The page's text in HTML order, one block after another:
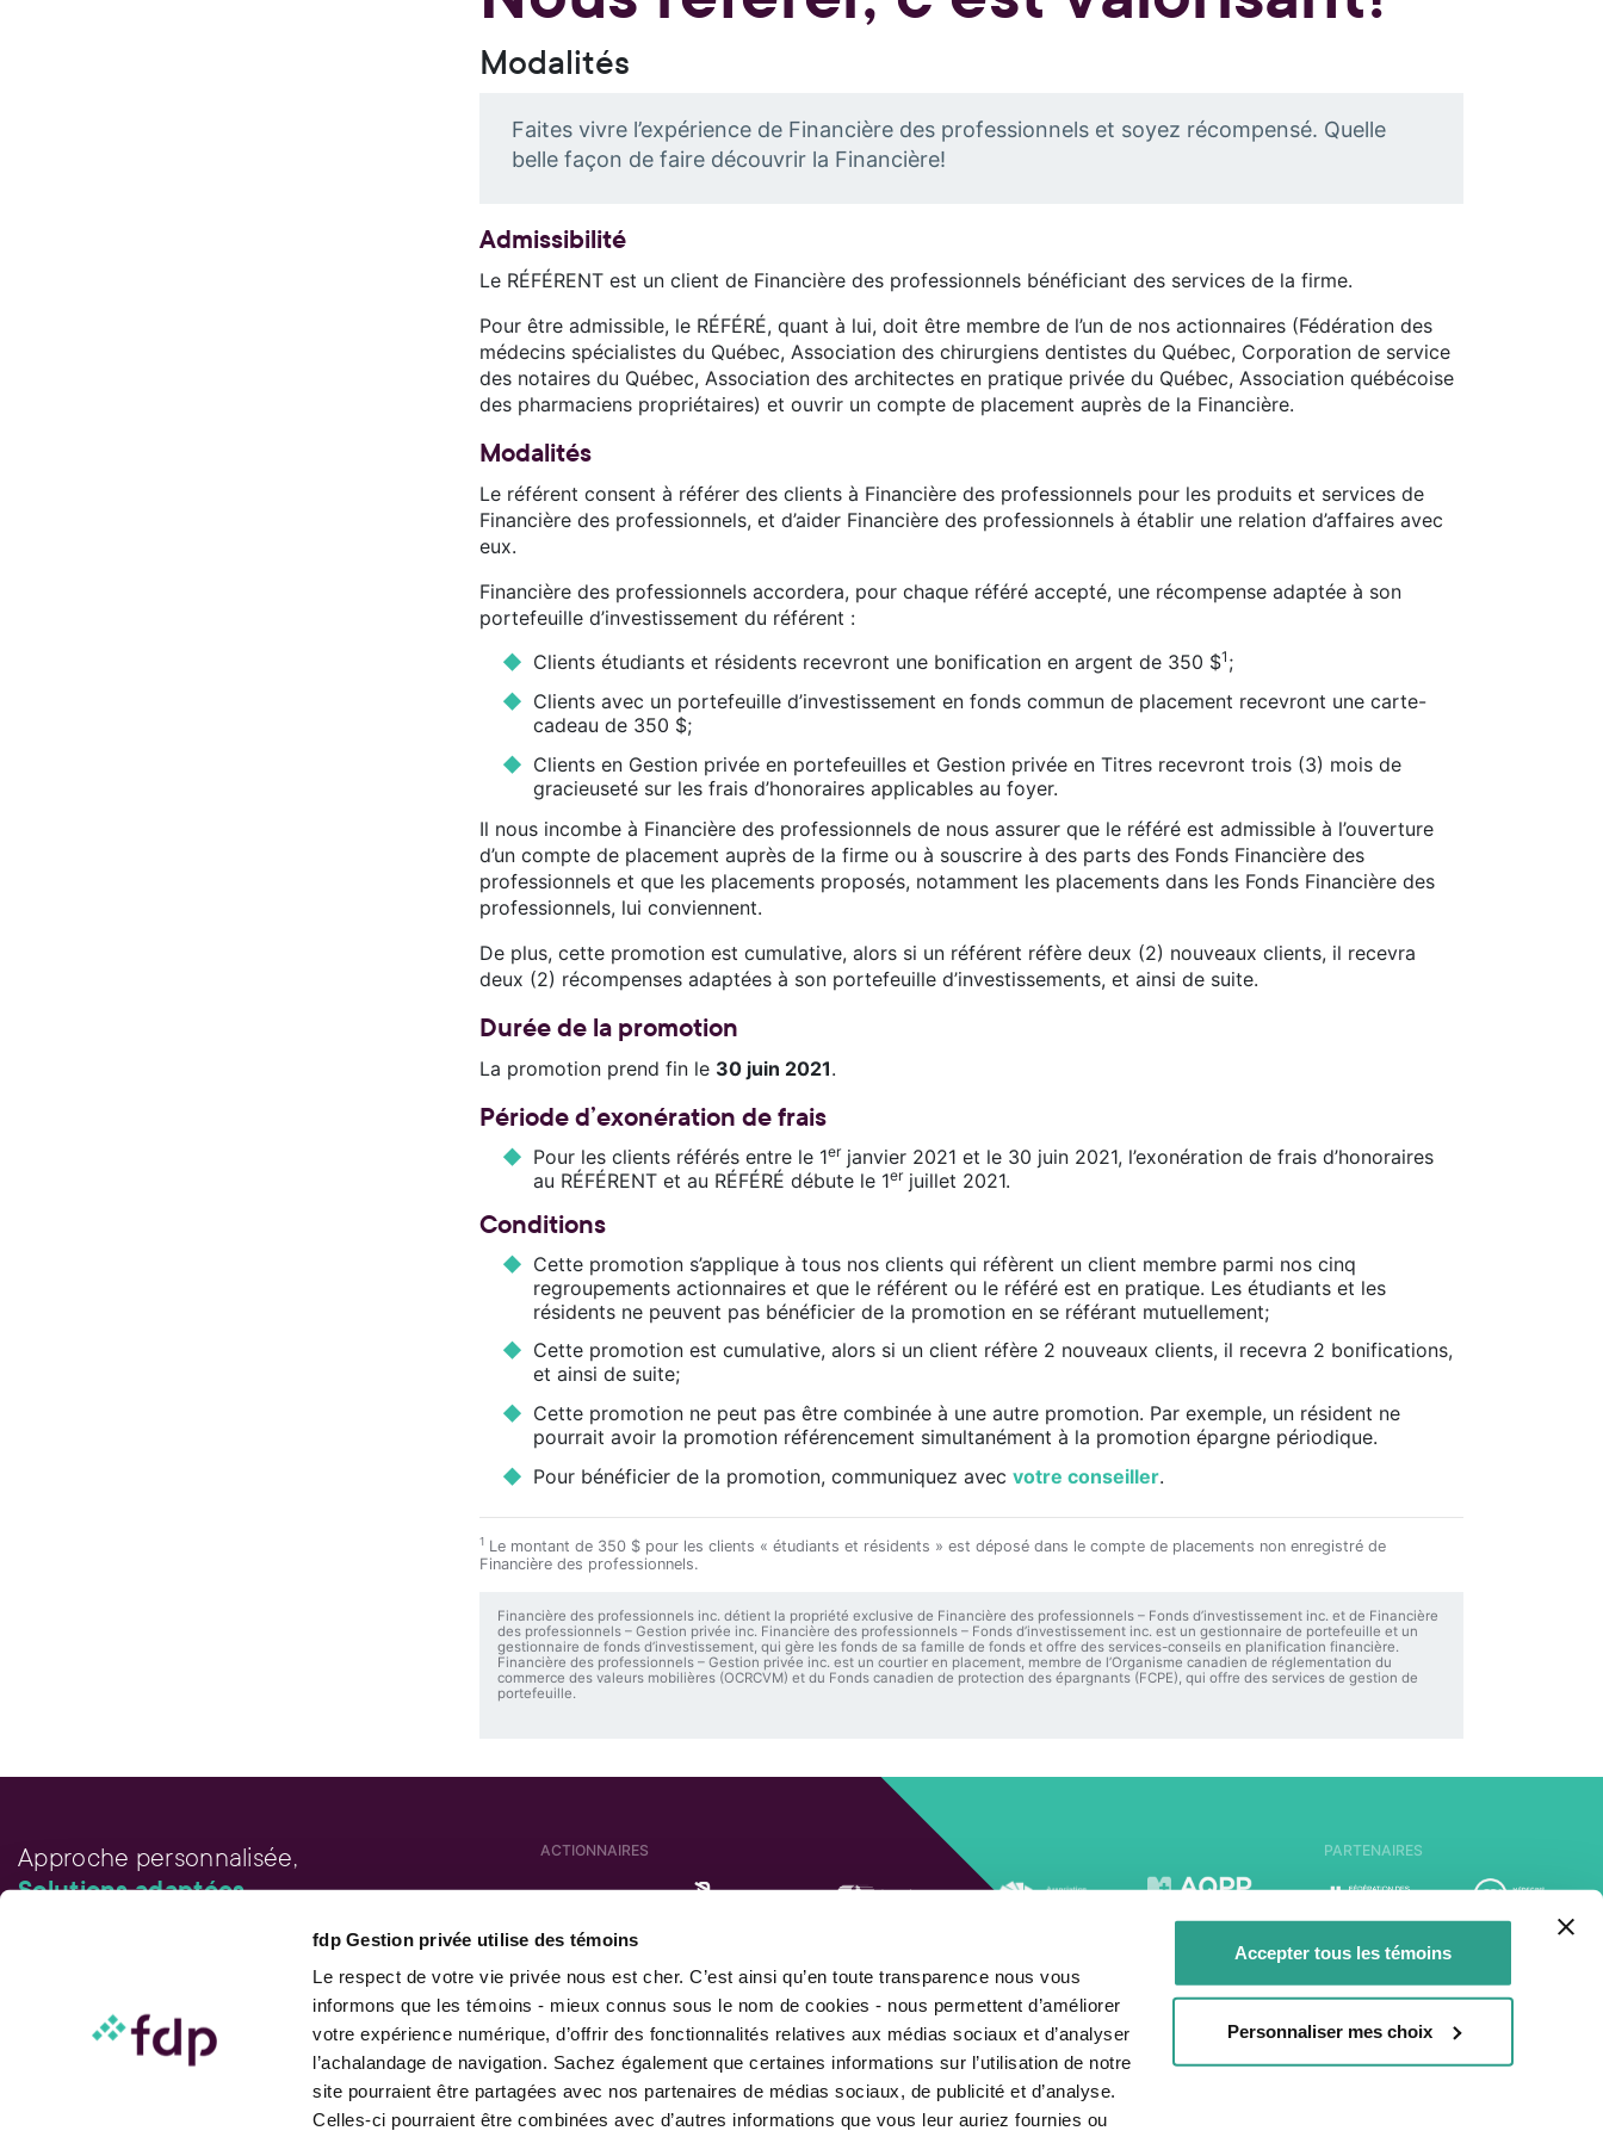
fdp Gestion privée utilise des témoins
Le respect de votre vie privée nous est cher. C’est ainsi qu’en toute transparence nous vous
informons que les témoins - mieux connus sous le nom de cookies - nous permettent d’améliorer
votre expérience numérique, d’offrir des fonctionnalités relatives aux médias sociaux et d’analyser
l’achalandage de navigation. Sachez également que certaines informations sur l’utilisation de notre
site pourraient être partagées avec nos partenaires de médias sociaux, de publicité et d’analyse.
Celles-ci pourraient être combinées avec d’autres informations que vous leur auriez fournies ou
Accepter tous les témoins
Personnaliser mes choix
Modalités
Faites vivre l’expérience de Financière des professionnels et soyez récompensé. Quelle
belle façon de faire découvrir la Financière!
Admissibilité
Le RÉFÉRENT est un client de Financière des professionnels bénéficiant des services de la firme.
Pour être admissible, le RÉFÉRÉ, quant à lui, doit être membre de l’un de nos actionnaires (Fédération des
médecins spécialistes du Québec, Association des chirurgiens dentistes du Québec, Corporation de service
des notaires du Québec, Association des architectes en pratique privée du Québec, Association québécoise
des pharmaciens propriétaires) et ouvrir un compte de placement auprès de la Financière.
Modalités
Le référent consent à référer des clients à Financière des professionnels pour les produits et services de
Financière des professionnels, et d’aider Financière des professionnels à établir une relation d’affaires avec
eux.
Financière des professionnels accordera, pour chaque référé accepté, une récompense adaptée à son
portefeuille d’investissement du référent :
Clients étudiants et résidents recevront une bonification en argent de 350 $1 ;
Clients avec un portefeuille d’investissement en fonds commun de placement recevront une carte-
cadeau de 350 $;
Clients en Gestion privée en portefeuilles et Gestion privée en Titres recevront trois (3) mois de
gracieuseté sur les frais d’honoraires applicables au foyer.
Il nous incombe à Financière des professionnels de nous assurer que le référé est admissible à l’ouverture
d’un compte de placement auprès de la firme ou à souscrire à des parts des Fonds Financière des
professionnels et que les placements proposés, notamment les placements dans les Fonds Financière des
professionnels, lui conviennent.
De plus, cette promotion est cumulative, alors si un référent réfère deux (2) nouveaux clients, il recevra
deux (2) récompenses adaptées à son portefeuille d’investissements, et ainsi de suite.
Durée de la promotion
La promotion prend fin le 30 juin 2021.
Période d’exonération de frais
Pour les clients référés entre le 1erjanvier 2021 et le 30 juin 2021, l’exonération de frais d’honoraires
au RÉFÉRENT et au RÉFÉRÉ débute le 1erjuillet 2021.
Conditions
Cette promotion s’applique à tous nos clients qui réfèrent un client membre parmi nos cinq
regroupements actionnaires et que le référent ou le référé est en pratique. Les étudiants et les
résidents ne peuvent pas bénéficier de la promotion en se référant mutuellement;
Cette promotion est cumulative, alors si un client réfère 2 nouveaux clients, il recevra 2 bonifications,
et ainsi de suite;
Cette promotion ne peut pas être combinée à une autre promotion. Par exemple, un résident ne
pourrait avoir la promotion référencement simultanément à la promotion épargne périodique.
Pour bénéficier de la promotion, communiquez avecvotre conseiller.
1 Le montant de 350 $ pour les clients « étudiants et résidents » est déposé dans le compte de placements non enregistré de
Financière des professionnels.
Financière des professionnels inc. détient la propriété exclusive de Financière des professionnels – Fonds d’investissement inc. et de Financière
des professionnels – Gestion privée inc. Financière des professionnels – Fonds d’investissement inc. est un gestionnaire de portefeuille et un
gestionnaire de fonds d’investissement, qui gère les fonds de sa famille de fonds et offre des services-conseils en planification financière.
Financière des professionnels – Gestion privée inc. est un courtier en placement, membre de l’Organisme canadien de réglementation du
commerce des valeurs mobilières (OCRCVM) et du Fonds canadien de protection des épargnants (FCPE), qui offre des services de gestion de
portefeuille.
Approche personnalisée,
Solutions adaptées.
Parler à un conseiller
ACTIONNAIRES
SOCIÉTÉS AFFILIÉES ACTIONNAIRE DE
MEMBRE DE
PARTENAIRES